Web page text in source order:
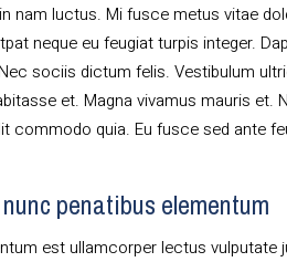
nam luctus. Mi fusce metus vitae
neque eu feugiat turpis integer.
sociis dictum felis. Vestibulum
et. Magna vivamus mauris et.
commodo quia. Eu fusce sed ante
penatibus elementum
est ullamcorper lectus vulputate